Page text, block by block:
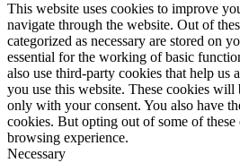
This website uses cookies to improve
navigate through the website. Out of
categorized as necessary are stored on
essential for the working of basic
also use third-party cookies that help us
you use this website. These cookies
only with your consent. You also have
cookies. But opting out of some of
browsing experience.
Necessary